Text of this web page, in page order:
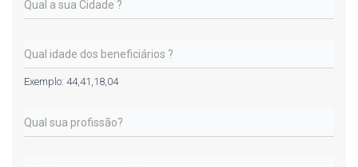
Exemplo: 44,41,18,04